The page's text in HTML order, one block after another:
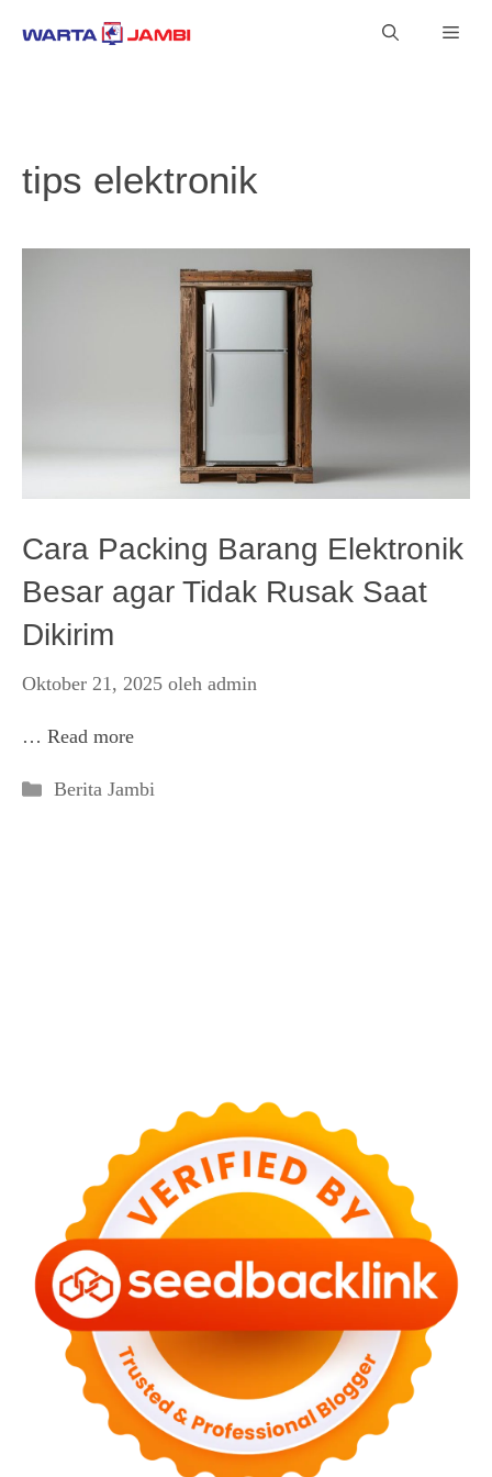
tips elektronik
Cara Packing Barang Elektronik
Besar agar Tidak Rusak Saat
Dikirim
Oktober 21, 2025 oleh admin
… Read more
Kategori
Berita Jambi